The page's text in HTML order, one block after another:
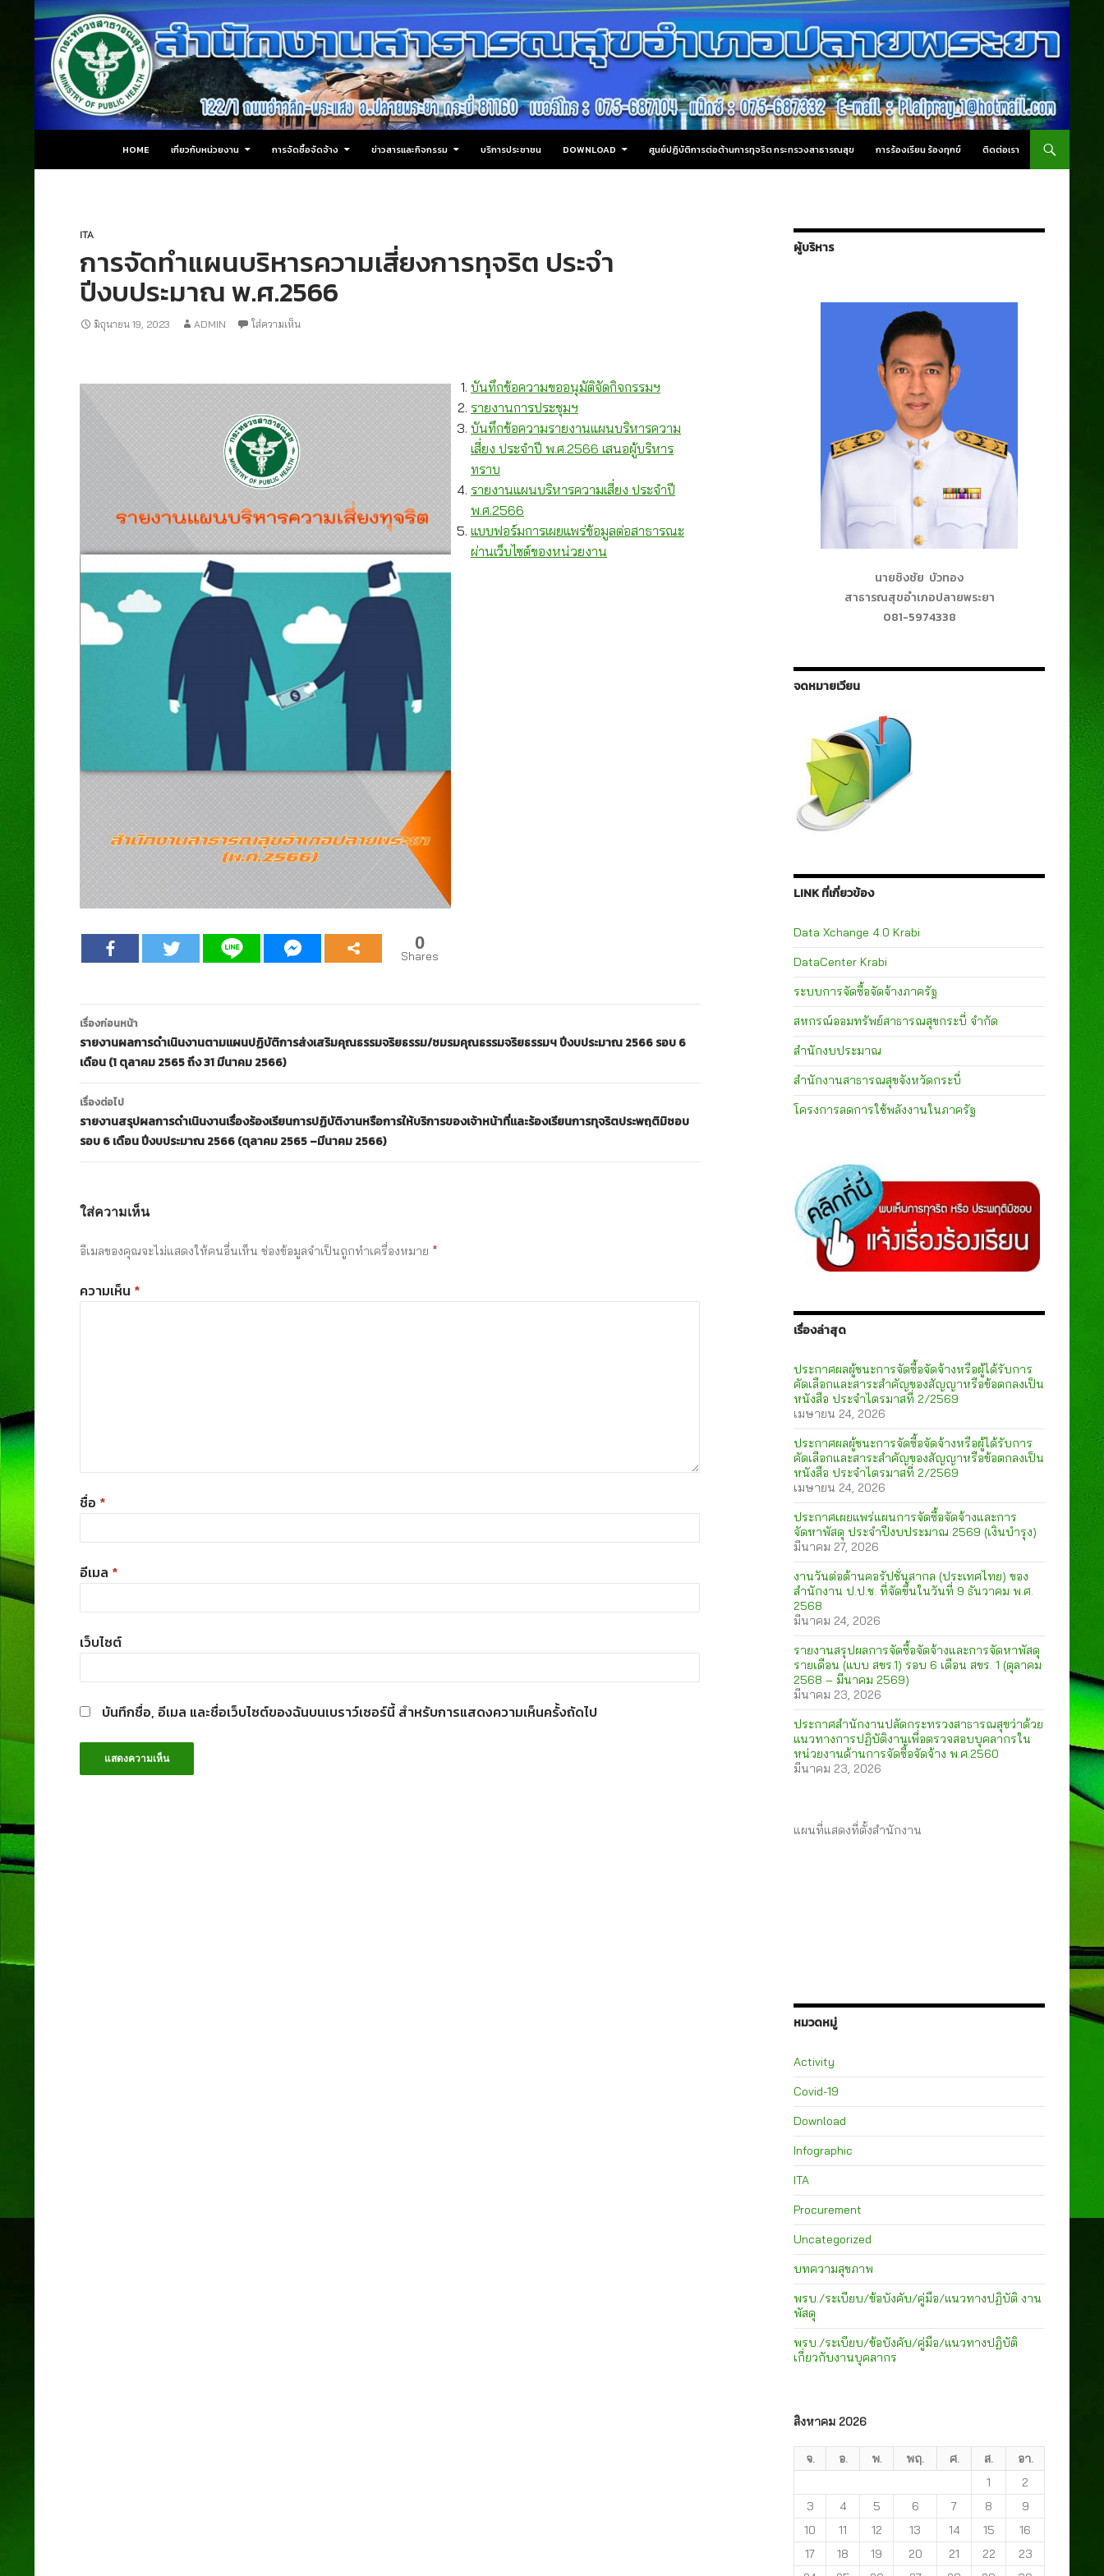
สำนักงานสาธารณสุขอำเภอปลายพระยา
HOME
เกี่ยวกับหน่วยงาน การจัดซื้อจัดจ้าง ข่าวสารและกิจกรรม บริการประชาชน DOWNLOAD ศูนย์ปฏิบัติการต่อต้านการทุจริต กระทรวงสาธารณสุข การร้องเรียน ร้องทุกข์ ติดต่อเรา
ITA
การจัดทำแผนบริหารความเสี่ยงการทุจริต ประจำ
ปีงบประมาณ พ.ศ.2566
มิถุนายน 19, 2023 ADMIN ใส่ความเห็น
บันทึกข้อความขออนุมัติจัดกิจกรรมฯ
รายงานการประชุมฯ
บันทึกข้อความรายงานแผนบริหารความ
เสี่ยง ประจำปี พ.ศ.2566 เสนอผู้บริหาร
ทราบ
รายงานแผนบริหารความเสี่ยง ประจำปี
พ.ศ.2566
แบบฟอร์มการเผยแพร่ข้อมูลต่อสาธารณะ
ผ่านเว็บไซต์ของหน่วยงาน
0
Shares
เมนู
นำทาง
เรื่อง
เรื่องก่อนหน้า
รายงานผลการดำเนินงานตามแผนปฏิบัติการส่งเสริมคุณธรรมจริยธรรม/ชมรมคุณธรรมจริยธรรมฯ ปีงบประมาณ 2566 รอบ 6
เดือน (1 ตุลาคม 2565 ถึง 31 มีนาคม 2566)
เรื่องต่อไป
รายงานสรุปผลการดำเนินงานเรื่องร้องเรียนการปฏิบัติงานหรือการให้บริการของเจ้าหน้าที่และร้องเรียนการทุจริตประพฤติมิชอบ
รอบ 6 เดือน ปีงบประมาณ 2566 (ตุลาคม 2565 –มีนาคม 2566)
ใส่ความเห็น
อีเมลของคุณจะไม่แสดงให้คนอื่นเห็น ช่องข้อมูลจำเป็นถูกทำเครื่องหมาย *
ความเห็น *
ชื่อ *
อีเมล *
เว็บไซต์
บันทึกชื่อ, อีเมล และชื่อเว็บไซต์ของฉันบนเบราว์เซอร์นี้ สำหรับการแสดงความเห็นครั้งถัดไป
ผู้บริหาร
นายชิงชัย บัวทอง
สาธารณสุขอำเภอปลายพระยา
081-5974338
จดหมายเวียน
LINK ที่เกี่ยวข้อง
Data Xchange 4.0 Krabi
DataCenter Krabi
ระบบการจัดซื้อจัดจ้างภาครัฐ
สหกรณ์ออมทรัพย์สาธารณสุขกระบี่ จำกัด
สำนักงบประมาณ
สำนักงานสาธารณสุขจังหวัดกระบี่
โครงการลดการใช้พลังงานในภาครัฐ
เรื่องล่าสุด
ประกาศผลผู้ชนะการจัดซื้อจัดจ้างหรือผู้ได้รับการ
คัดเลือกและสาระสำคัญของสัญญาหรือข้อตกลงเป็น
หนังสือ ประจำไตรมาสที่ 2/2569
เมษายน 24, 2026
ประกาศผลผู้ชนะการจัดซื้อจัดจ้างหรือผู้ได้รับการ
คัดเลือกและสาระสำคัญของสัญญาหรือข้อตกลงเป็น
หนังสือ ประจำไตรมาสที่ 2/2569
เมษายน 24, 2026
ประกาศเผยแพร่แผนการจัดซื้อจัดจ้างและการ
จัดหาพัสดุ ประจำปีงบประมาณ 2569 (เงินบำรุง)
มีนาคม 27, 2026
งานวันต่อต้านคอรัปชั่นสากล (ประเทศไทย) ของ
สำนักงาน ป.ป.ช. ที่จัดขึ้นในวันที่ 9 ธันวาคม พ.ศ.
2568
มีนาคม 24, 2026
รายงานสรุปผลการจัดซื้อจัดจ้างและการจัดหาพัสดุ
รายเดือน (แบบ สขร.1) รอบ 6 เดือน สขร. 1 (ตุลาคม
2568 – มีนาคม 2569)
มีนาคม 23, 2026
ประกาศสำนักงานปลัดกระทรวงสาธารณสุขว่าด้วย
แนวทางการปฏิบัติงานเพื่อตรวจสอบบุคลากรใน
หน่วยงานด้านการจัดซื้อจัดจ้าง พ.ศ.2560
มีนาคม 23, 2026
แผนที่แสดงที่ตั้งสำนักงาน
หมวดหมู่
Activity
Covid-19
Download
Infographic
ITA
Procurement
Uncategorized
บทความสุขภาพ
พรบ./ระเบียบ/ข้อบังคับ/คู่มือ/แนวทางปฏิบัติ งาน
พัสดุ
พรบ./ระเบียบ/ข้อบังคับ/คู่มือ/แนวทางปฏิบัติ
เกี่ยวกับงานบุคลากร
สิงหาคม 2026
จ. อ. พ. พฤ. ศ. ส.
อา.
1
2
3
4 5 6 7 8
9
10
11 12 13 14 15
16
17
18 19 20 21 22
23